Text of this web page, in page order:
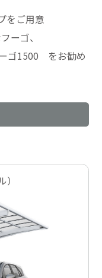
をご用意
ーゴ、
ゴ1500 をお勧め